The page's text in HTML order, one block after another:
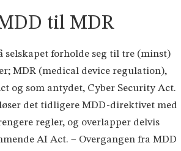
til MDR
selskapet forholde seg til tre (minst)
MDR (medical device regulation),
og som antydet, Cyber Security Act.
det tidligere MDD-direktivet med
regler, og overlapper delvis
AI Act. – Overgangen fra MDD